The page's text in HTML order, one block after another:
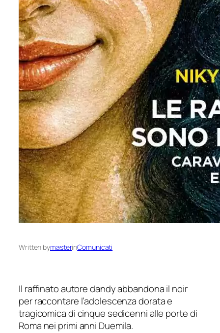
Written bymasterinComunicati
Il raffinato autore dandy abbandona il noir
per raccontare l’adolescenza dorata e
tragicomica di cinque sedicenni alle porte di
Roma nei primi anni Duemila.